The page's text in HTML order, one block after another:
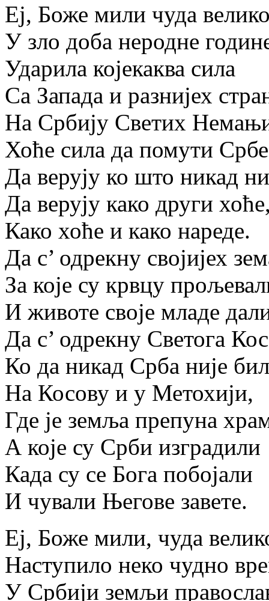
Еј, Боже мили чуда
У зло доба неродне
Ударила којекаква сила
Са Запада и разнијех
На Србију Светих
Хоће сила да помути Србе
Да верују ко што никад
Да верују како други
Како хоће и како нареде.
Да с’ одрекну својијех
За које су крвцу
И животе своје младе
Да с’ одрекну Светога
Ко да никад Срба није
На Косову и у Метохији,
Где је земља препуна
А које су Срби изградили
Када су се Бога побојали
И чували Његове завете.
Еј, Боже мили, чуда
Наступило неко чудно
У Србији земљи